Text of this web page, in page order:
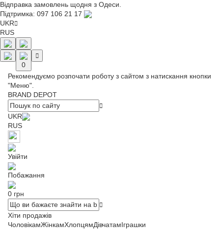
Відправка замовлень щодня з Одеси.
Підтримка: 097 106 21 17
UKR
RUS
0
Рекомендуємо розпочати роботу з сайтом з натискання кнопки
"Меню".
BRAND DEPOT
UKR
RUS
Увійти
Побажання
0 грн
Хіти продажів
ЧоловікамЖінкамХлопцямДівчатамІграшки